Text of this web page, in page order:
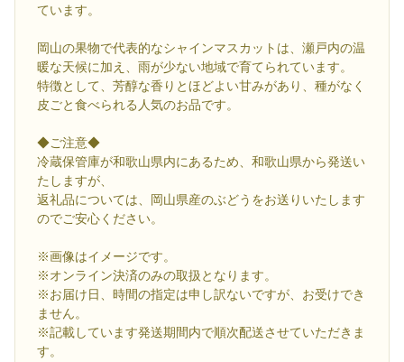
ています。
岡山の果物で代表的なシャインマスカットは、瀬戸内の温
暖な天候に加え、雨が少ない地域で育てられています。
特徴として、芳醇な香りとほどよい甘みがあり、種がなく
皮ごと食べられる人気のお品です。
◆ご注意◆
冷蔵保管庫が和歌山県内にあるため、和歌山県から発送い
たしますが、
返礼品については、岡山県産のぶどうをお送りいたします
のでご安心ください。
※画像はイメージです。
※オンライン決済のみの取扱となります。
※お届け日、時間の指定は申し訳ないですが、お受けでき
ません。
※記載しています発送期間内で順次配送させていただきま
す。